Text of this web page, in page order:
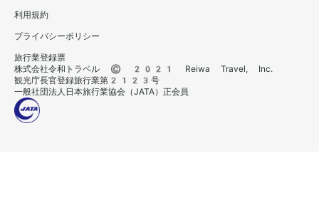
利用規約
プライバシーポリシー
旅行業登録票
株式会社令和トラベル © 2021 Reiwa Travel, Inc.
観光庁長官登録旅行業第2123号
一般社団法人日本旅行業協会（JATA）正会員